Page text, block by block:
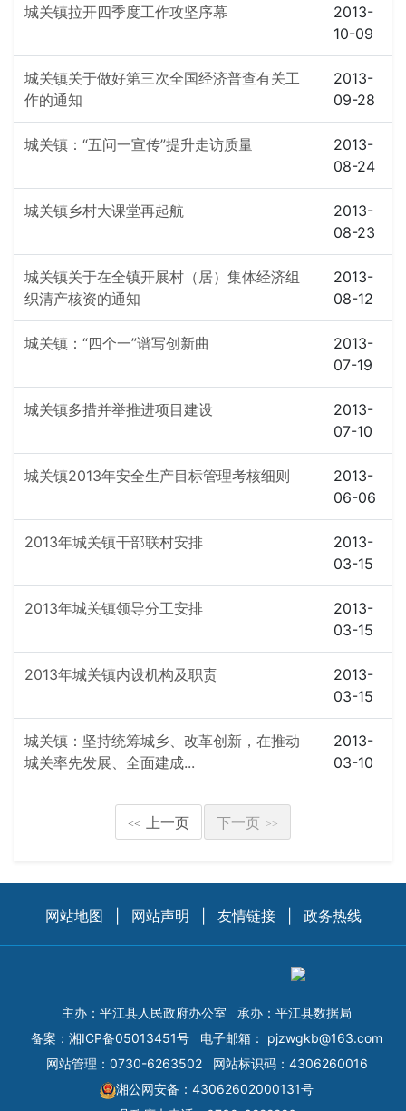
城关镇拉开四季度工作攻坚序幕
2013-
10-09
城关镇关于做好第三次全国经济普查有关工
作的通知
2013-
09-28
城关镇：“五问一宣传”提升走访质量
2013-
08-24
城关镇乡村大课堂再起航
2013-
08-23
城关镇关于在全镇开展村（居）集体经济组
织清产核资的通知
2013-
08-12
城关镇：“四个一”谱写创新曲
2013-
07-19
城关镇多措并举推进项目建设
2013-
07-10
城关镇2013年安全生产目标管理考核细则
2013-
06-06
2013年城关镇干部联村安排
2013-
03-15
2013年城关镇领导分工安排
2013-
03-15
2013年城关镇内设机构及职责
2013-
03-15
城关镇：坚持统筹城乡、改革创新，在推动
城关率先发展、全面建成...
2013-
03-10
<< 上一页 下一页 >>
网站地图 网站声明 友情链接 政务热线
主办：平江县人民政府办公室
承办：平江县数据局
备案： 湘ICP备05013451号 电子邮箱： pjzwgkb@163.com
网站管理：0730-6263502
网站标识码：4306260016
湘公网安备：43062602000131号